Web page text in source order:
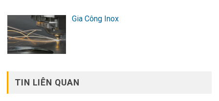
Gia Công Inox
TIN LIÊN QUAN